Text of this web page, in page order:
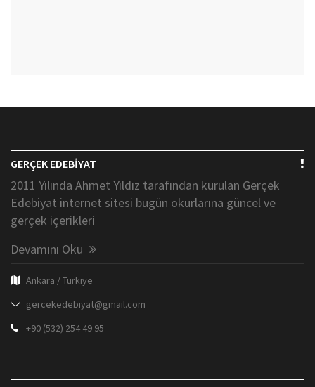
GERÇEK EDEBİYAT
2011 Yılında Ahmet Yıldız tarafından kurulan Gerçek
Edebiyat internet sitesi bugün okurlarına güncel ve
gerçek içerikleri
Devamını Oku
Ankara / Türkiye
gercekedebiyat@gmail.com
+90 (532) 254 49 95